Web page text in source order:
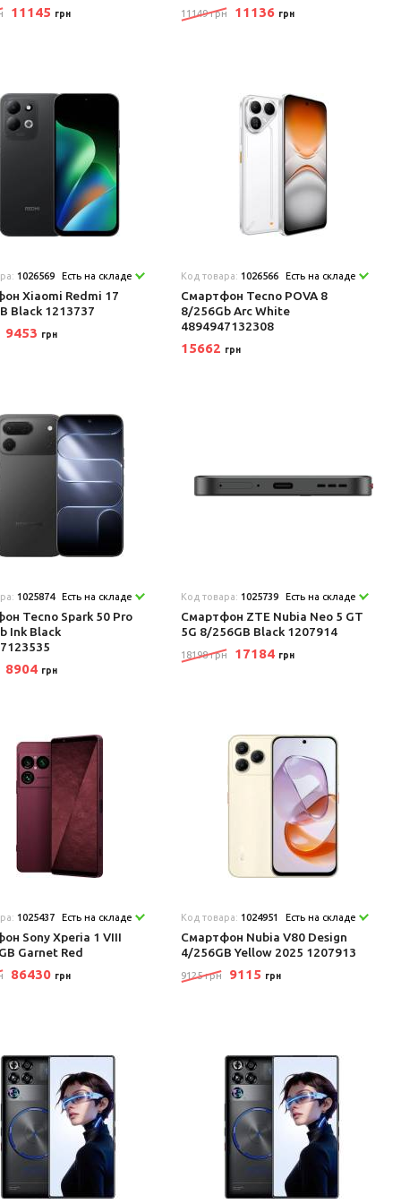
11145 грн 11149 грн 11136 грн
1026569 Есть на складе
Xiaomi Redmi 17
Black 1213737
9453 грн
Код товара: 1026566 Есть на складе
Смартфон Tecno POVA 8
8/256Gb Arc White
4894947132308
15662 грн
1025874 Есть на складе
Tecno Spark 50 Pro
Ink Black
8904 грн
Код товара: 1025739 Есть на складе
Смартфон ZTE Nubia Neo 5 GT
5G 8/256GB Black 1207914
18198 грн 17184 грн
1025437 Есть на складе
Sony Xperia 1 VIII
Garnet Red
86430 грн
Код товара: 1024951 Есть на складе
Смартфон Nubia V80 Design
4/256GB Yellow 2025 1207913
9125 грн 9115 грн